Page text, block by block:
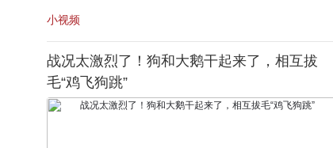
小视频
战况太激烈了！狗和大鹅干起来了，相互拔
毛“鸡飞狗跳”